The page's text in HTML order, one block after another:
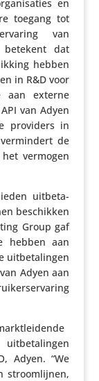
en
toegang tot
van
betekent dat
hebben
in R&D voor
aan externe
van Adyen
providers in
de
vermogen
uitbe­ta­
beschikken
Group gaf
hebben aan
uitbe­ta­lingen
Adyen aan
Adyen. “We
stroom­lijnen,